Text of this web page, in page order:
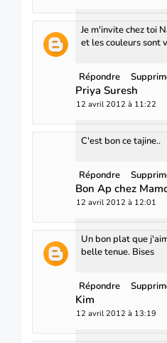
Je m'invite chez toi
et les couleurs sont
Répondre
Priya Suresh
12 avril 2012 à 11:22
C'est bon ce tajine..
Répondre
Bon Ap chez
12 avril 2012 à 12:01
Un bon plat que
belle tenue. Bises
Répondre
Kim
12 avril 2012 à 13:19